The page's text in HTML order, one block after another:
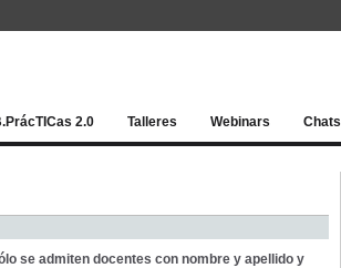
2.0 Talleres Webinars Chats
se admiten docentes con nombre y apellido y